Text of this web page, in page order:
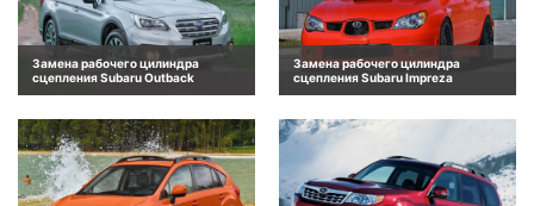
Замена рабочего цилиндра
сцепления Subaru Outback
Замена рабочего цилиндра
сцепления Subaru Impreza